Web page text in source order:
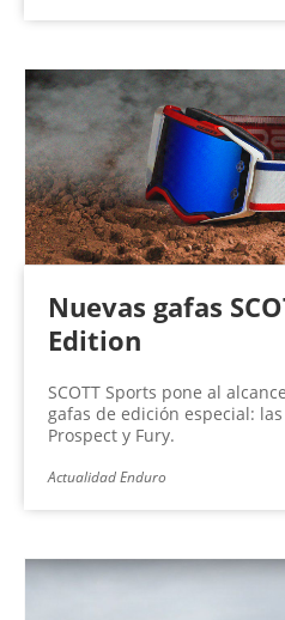
Nuevas gafas
Edition
SCOTT Sports pone al
gafas de edición especial:
Prospect y Fury.
Actualidad Enduro